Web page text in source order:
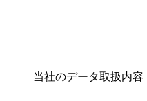
当社のデータ取扱内容